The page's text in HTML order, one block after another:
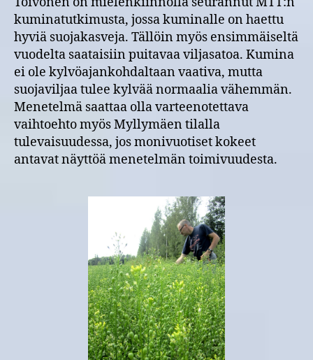
kuminatutkimusta, jossa kuminalle on haettu
hyviä suojakasveja. Tällöin myös ensimmäiseltä
vuodelta saataisiin puitavaa viljasatoa. Kumina
ei ole kylvöajankohdaltaan vaativa, mutta
suojaviljaa tulee kylvää normaalia vähemmän.
Menetelmä saattaa olla varteenotettava
vaihtoehto myös Myllymäen tilalla
tulevaisuudessa, jos monivuotiset kokeet
antavat näyttöä menetelmän toimivuudesta.